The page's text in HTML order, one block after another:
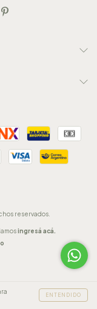
ENTENDIDO
reservados.
ingresá acá.